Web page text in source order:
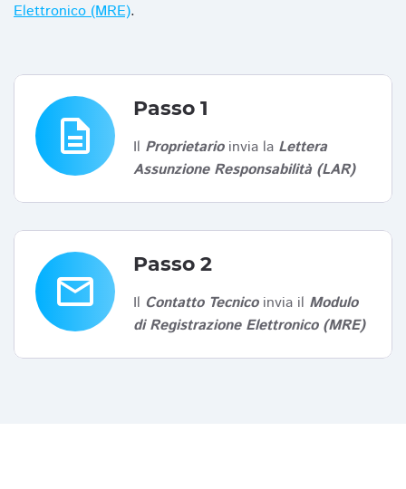
Elettronico (MRE).
description
Passo 1
Il Proprietarioinvia la Lettera
Assunzione Responsabilità (LAR)
email
Passo 2
Il Contatto Tecnicoinvia il Modulo
di Registrazione Elettronico (MRE)